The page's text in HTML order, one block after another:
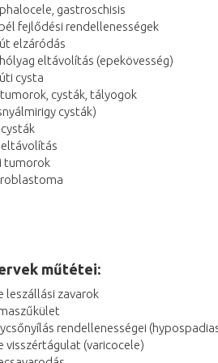
gastroschisis
fejlődési rendellenességek
elzáródás
eltávolítás (epekövesség)
cysta
cysták, tályogok
cysták)
eltávolítás
tumorok
műtétei:
leszállási zavarok
rendellenességei
visszértágulat (varicocele)